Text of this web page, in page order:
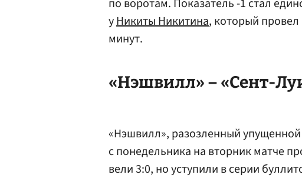
по воротам. Показатель -1 стал
уНикиты Никитина, который
минут.
«Нэшвилл» – «Сент-
«Нэшвилл», разозленный
с понедельника на вторник матче
вели 3:0, но уступили в серии